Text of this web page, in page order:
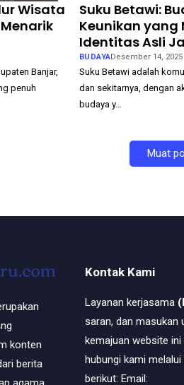
Wisata
Banjar,
penuh
Suku Betawi:
Keunikan yang
Identitas Asli
BUDAYADesember 14, 2025
Suku Betawi adalah
dan sekitarnya, dengan
budaya y…
Muat
konten
berita
Kontak Kami
Layanan kerjasama
saran, dan masukan
kemajuan website ini
hubungi kami
berikut: Email: